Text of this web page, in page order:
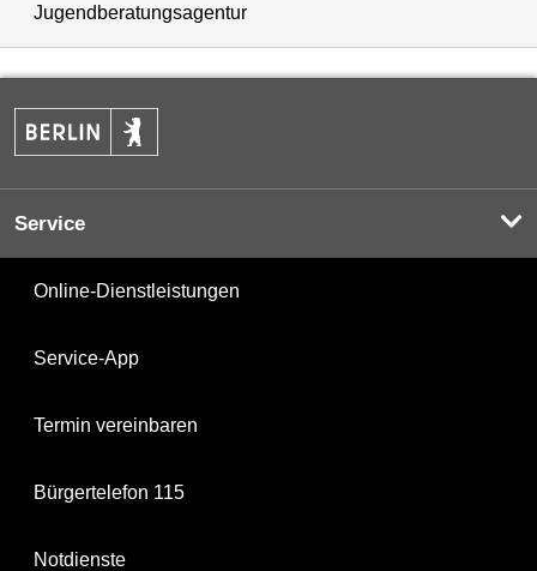
Jugendberatungsagentur
Service
Online-Dienstleistungen
Service-App
Termin vereinbaren
Bürgertelefon 115
Notdienste